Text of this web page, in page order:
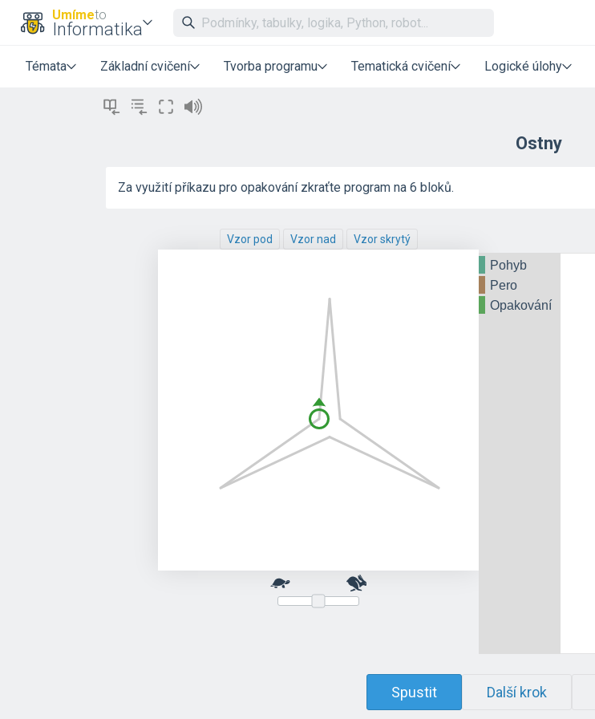
Umímeto
Informatika
Témata Základní cvičení Tvorba programu Tematická cvičení Logické úlohy
Ostny
Za využití příkazu pro opakování zkraťte program na 6 bloků.
Vzor pod Vzor nad Vzor skrytý
Pohyb
Pero
Opakování
Spustit Další krok